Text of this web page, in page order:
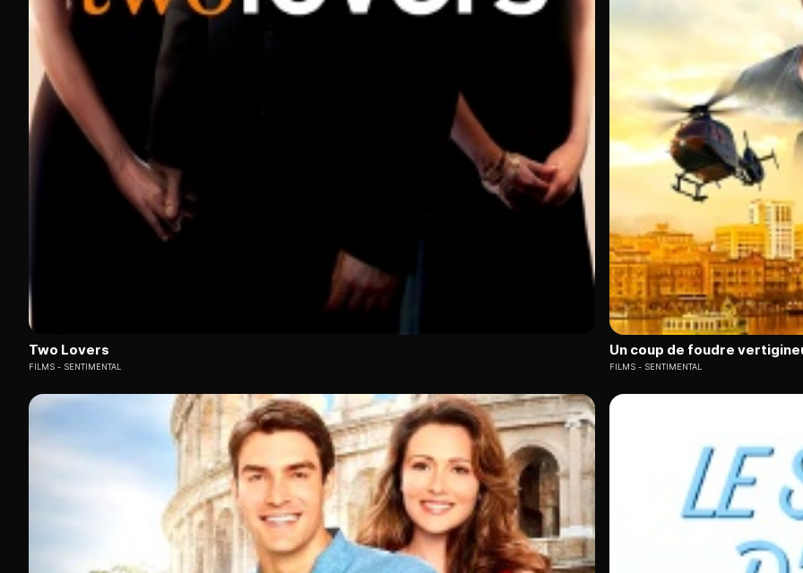
Two Lovers
FILMS SENTIMENTAL
Un coup de foudre
FILMS SENTIMENTAL